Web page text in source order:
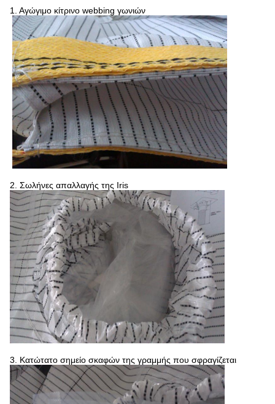
1. Αγώγιμο κίτρινο webbing γωνιών
2. Σωλήνες απαλλαγής της Iris
3. Κατώτατο σημείο σκαφών της γραμμής που σφραγίζεται